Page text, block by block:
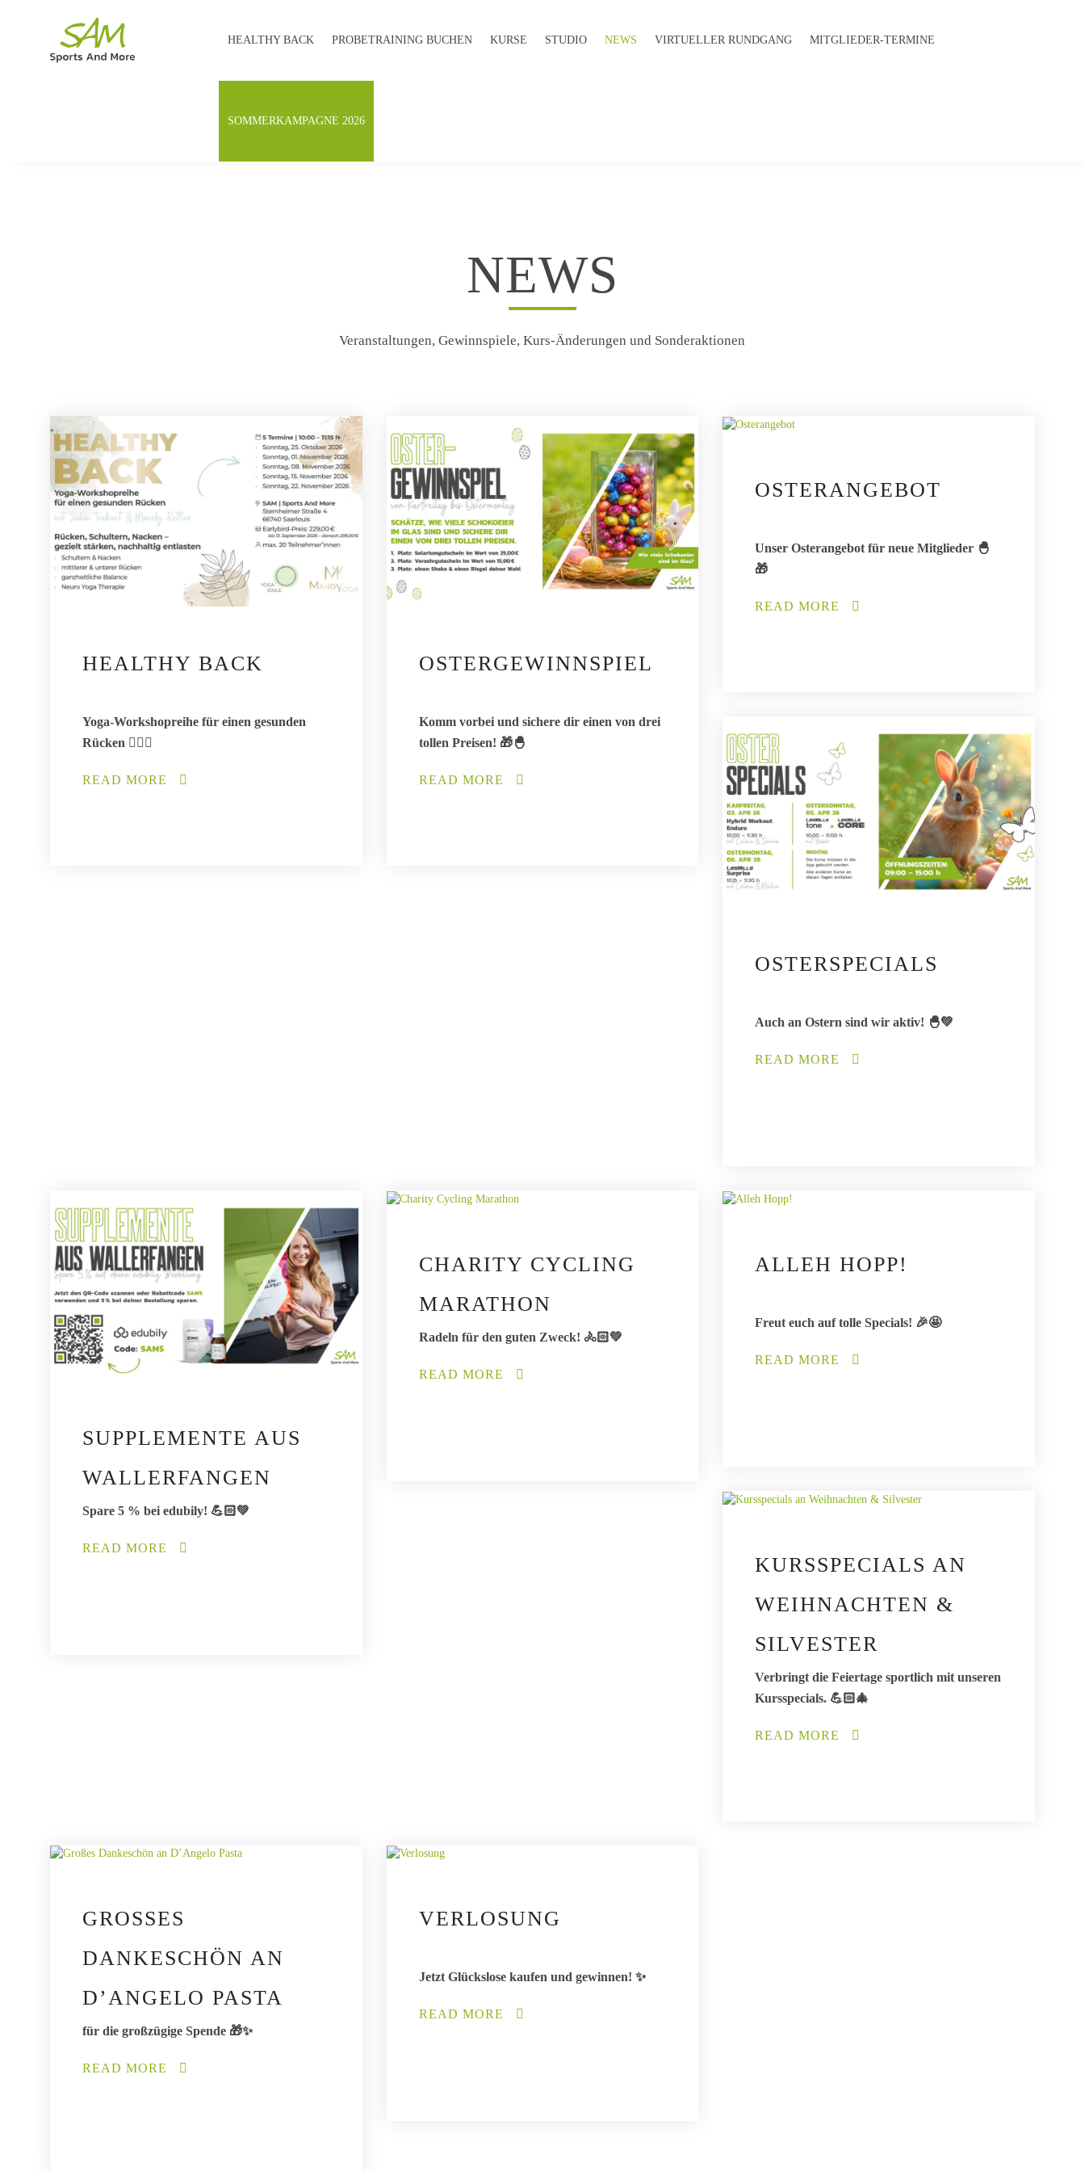
HEALTHY BACK PROBE­TRAINING BUCHEN KURSE STUDIO NEWS VIRTUELLER RUND­GANG MITGLIEDER-TERMINE
SOMMERKAMPAGNE 2026
NEWS
Veranstaltungen, Gewinnspiele, Kurs-Änderungen und Sonderaktionen
HEALTHY BACK
Yoga-Workshopreihe für einen gesunden
Rücken 🧘🏼‍♀️
READ MORE
OSTERGEWINNSPIEL
Komm vorbei und sichere dir einen von drei
tollen Preisen! 🎁🐣
READ MORE
OSTERANGEBOT
Unser Osterangebot für neue Mitglieder 🐣
🎁
READ MORE
OSTERSPECIALS
Auch an Ostern sind wir aktiv! 🐣💚
READ MORE
SUPPLEMENTE AUS
WALLERFANGEN
Spare 5 % bei edubily! 💪🏻💚
READ MORE
CHARITY CYCLING
MARATHON
Radeln für den guten Zweck! 🚴🏻💚
READ MORE
ALLEH HOPP!
Freut euch auf tolle Specials! 🎉🤩
READ MORE
KURSSPECIALS AN
WEIHNACHTEN &
SILVESTER
Verbringt die Feiertage sportlich mit unseren
Kursspecials. 💪🏻🎄
READ MORE
GROSSES D
ANKESCHÖN AN D
’ANGELO PASTA
für die großzügige Spende 🎁✨
READ MORE
VERLOSUNG
Jetzt Glückslose kaufen und gewinnen! ✨
READ MORE